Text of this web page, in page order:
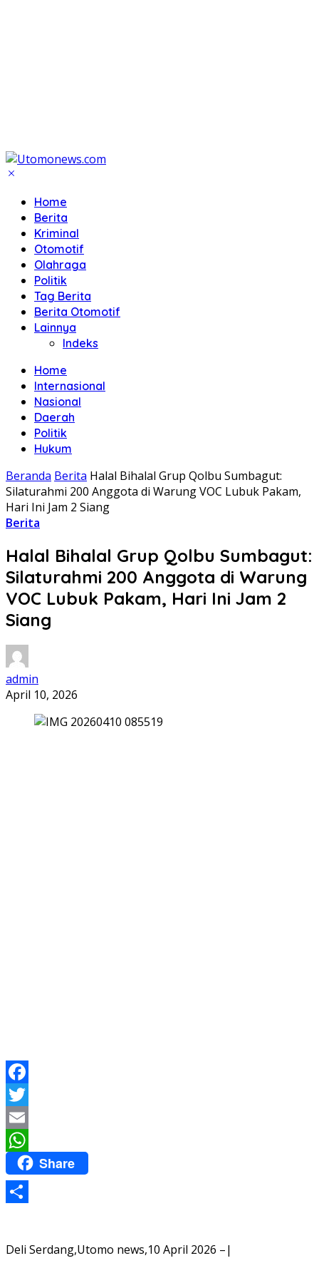
Home
Berita
Kriminal
Otomotif
Olahraga
Politik
Tag Berita
Berita Otomotif
Lainnya
Indeks
Home
Internasional
Nasional
Daerah
Politik
Hukum
Beranda Berita Halal Bihalal Grup Qolbu Sumbagut:
Silaturahmi 200 Anggota di Warung VOC Lubuk Pakam,
Hari Ini Jam 2 Siang
Berita
Halal Bihalal Grup Qolbu Sumbagut:
Silaturahmi 200 Anggota di Warung
VOC Lubuk Pakam, Hari Ini Jam 2
Siang
admin
April 10, 2026
Facebook
Twitter
Email
WhatsApp
Share
Deli Serdang,Utomo news,10 April 2026 –|